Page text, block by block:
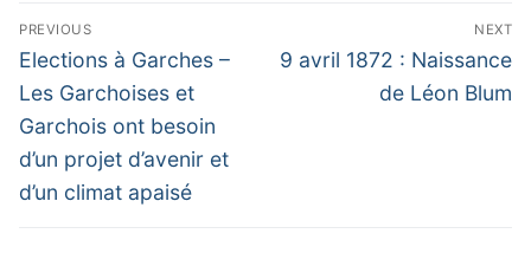
Navigation
de
l’article
PREVIOUS
Previous
post:
Elections à Garches –
Les Garchoises et
Garchois ont besoin
d’un projet d’avenir et
d’un climat apaisé
NEXT
Next
9 avril 1872 : Naissance
de Léon Blum